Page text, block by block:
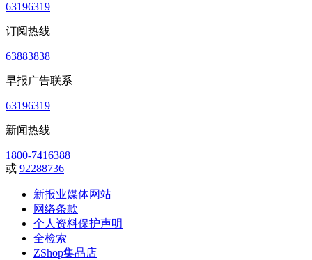
63196319
订阅热线
63883838
早报广告联系
63196319
新闻热线
1800-7416388
或 92288736
新报业媒体网站
网络条款
个人资料保护声明
全检索
ZShop集品店